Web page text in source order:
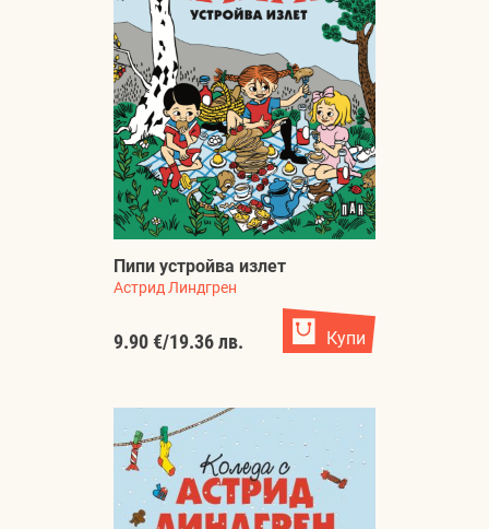
Пипи устройва излет
Астрид Линдгрен
9.90 €/19.36 лв. Купи